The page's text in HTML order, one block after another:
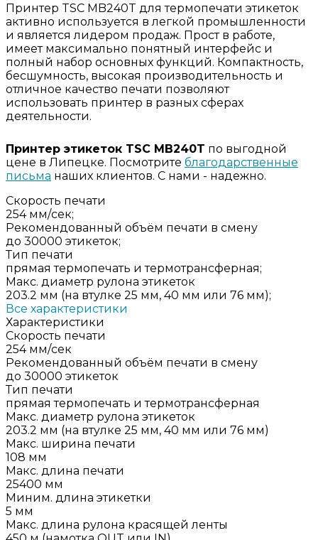
Принтер TSC MB240T для термопечати этикеток
активно используется в легкой промышленности
и является лидером продаж. Прост в работе,
имеет максимально понятный интерфейс и
полный набор основных функций. Компактность,
бесшумность, высокая производительность и
отличное качество печати позволяют
использовать принтер в разных сферах
деятельности.
Принтер этикеток TSC MB240T по выгодной
цене в Липецке. Посмотрите благодарственные
письма наших клиентов. С нами - надежно.
Скорость печати
254 мм/сек;
Рекомендованный объём печати в смену
до 30000 этикеток;
Тип печати
прямая термопечать и термотрансферная;
Макс. диаметр рулона этикеток
203.2 мм (на втулке 25 мм, 40 мм или 76 мм);
Все характеристики
Характеристики
Скорость печати
254 мм/сек
Рекомендованный объём печати в смену
до 30000 этикеток
Тип печати
прямая термопечать и термотрансферная
Макс. диаметр рулона этикеток
203.2 мм (на втулке 25 мм, 40 мм или 76 мм)
Макс. ширина печати
108 мм
Макс. длина печати
25400 мм
Миним. длина этикетки
5 мм
Макс. длина рулона красящей ленты